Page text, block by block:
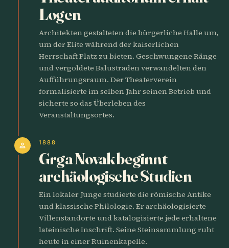
Logen
Architekten gestalteten die bürgerliche Halle um,
um der Elite während der kaiserlichen
Herrschaft Platz zu bieten. Geschwungene Ränge
und vergoldete Balustraden verwandelten den
Aufführungsraum. Der Theaterverein
formalisierte im selben Jahr seinen Betrieb und
sicherte so das Überleben des
Veranstaltungsortes.
person 1888
Grga Novak beginnt
archäologische Studien
Ein lokaler Junge studierte die römische Antike
und klassische Philologie. Er archäologisierte
Villenstandorte und katalogisierte jede erhaltene
lateinische Inschrift. Seine Steinsammlung ruht
heute in einer Ruinenkapelle.